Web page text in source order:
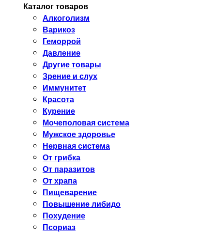
Каталог товаров
Алкоголизм
Варикоз
Геморрой
Давление
Другие товары
Зрение и слух
Иммунитет
Красота
Курение
Мочеполовая система
Мужское здоровье
Нервная система
От грибка
От паразитов
От храпа
Пищеварение
Повышение либидо
Похудение
Псориаз